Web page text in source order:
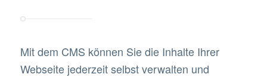
Mit dem CMS können Sie die Inhalte Ihrer
Webseite jederzeit selbst verwalten und